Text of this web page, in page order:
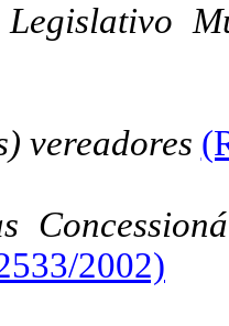
vereadores
2002)